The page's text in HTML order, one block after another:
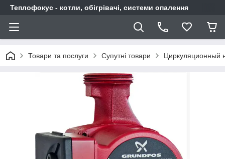
Теплофокус - котли, обігрівачі, системи опалення
Товари та послуги Супутні товари Циркуляционный